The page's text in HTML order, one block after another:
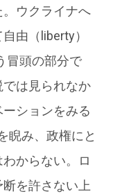
ウクライナへ
由（liberty）
冒頭の部分で
は見られなか
ションをみる
睨み、政権にと
からない。ロ
を許さない上